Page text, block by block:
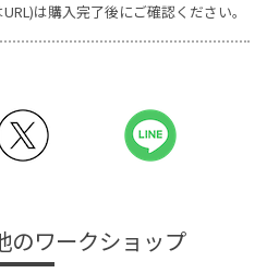
は購入完了後にご確認ください。
のワークショップ